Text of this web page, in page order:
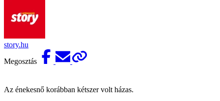
story.hu
Megosztás
Az énekesnő korábban kétszer volt házas.